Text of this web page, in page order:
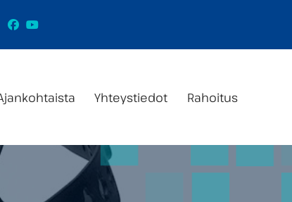
Facebook
YouTube
Yhteystiedot Rahoitus